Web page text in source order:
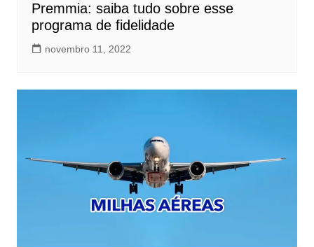
Premmia: saiba tudo sobre esse
programa de fidelidade
novembro 11, 2022